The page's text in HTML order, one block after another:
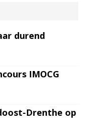
durend
IMOCG
Drenthe op